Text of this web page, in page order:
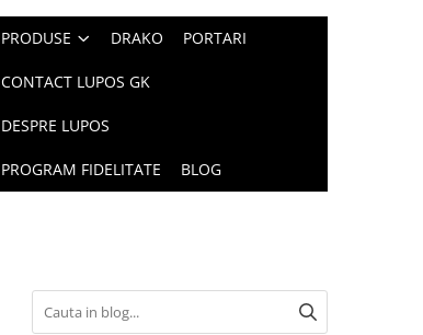
PRODUSE DRAKO PORTARI
CONTACT LUPOS GK
DESPRE LUPOS
PROGRAM FIDELITATE BLOG